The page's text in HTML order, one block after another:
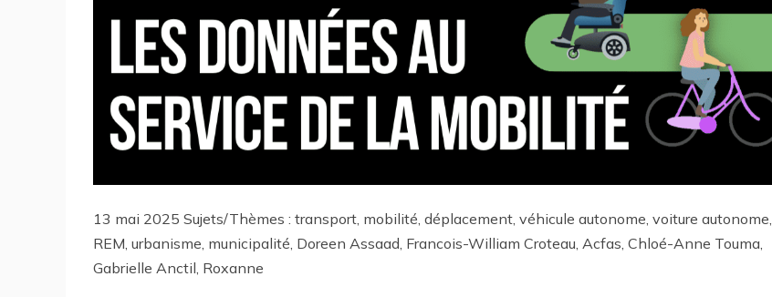
13 mai 2025 Sujets/Thèmes : transport, mobilité, déplacement, véhicule autonome, voiture autonome,
REM, urbanisme, municipalité, Doreen Assaad, Francois-William Croteau, Acfas, Chloé-Anne Touma,
Gabrielle Anctil, Roxanne